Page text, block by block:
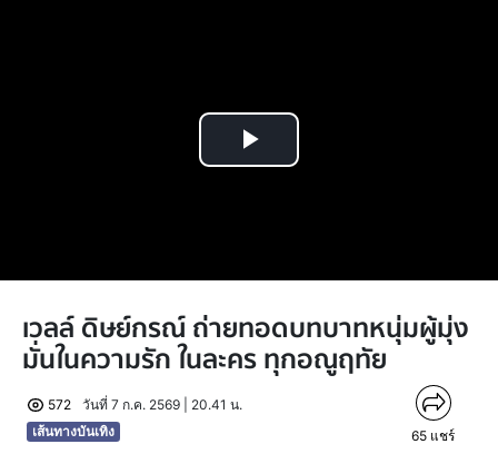
Play
เวลล์ ดิษย์กรณ์ ถ่ายทอดบทบาทหนุ่มผู้มุ่ง
มั่นในความรัก ในละคร ทุกอณูฤทัย
572
วันที่ 7 ก.ค. 2569 | 20.41 น.
เส้นทางบันเทิง
65 แชร์